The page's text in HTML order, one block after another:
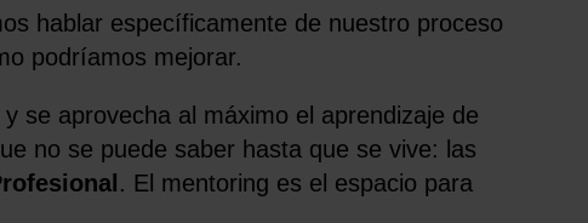
hablar específicamente de nuestro proceso
podríamos mejorar.
se aprovecha al máximo el aprendizaje de
no se puede saber hasta que se vive: las
. El mentoring es el espacio para